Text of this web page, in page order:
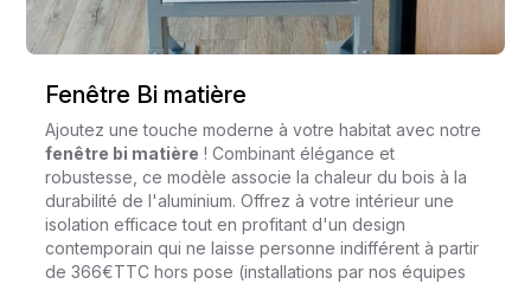
Fenêtre Bi matière
Ajoutez une touche moderne à votre habitat avec notre
fenêtre bi matière ! Combinant élégance et
robustesse, ce modèle associe la chaleur du bois à la
durabilité de l'aluminium. Offrez à votre intérieur une
isolation efficace tout en profitant d'un design
contemporain qui ne laisse personne indifférent à partir
de 366€TTC hors pose (installations par nos équipes